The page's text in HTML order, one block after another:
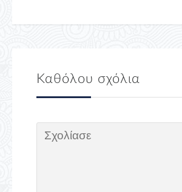
Καθόλου σχόλια